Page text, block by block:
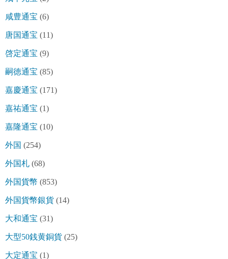
咸豊通宝 (6)
唐国通宝 (11)
啓定通宝 (9)
嗣徳通宝 (85)
嘉慶通宝 (171)
嘉祐通宝 (1)
嘉隆通宝 (10)
外国 (254)
外国札 (68)
外国貨幣 (853)
外国貨幣銀貨 (14)
大和通宝 (31)
大型50銭黄銅貨 (25)
大定通宝 (1)